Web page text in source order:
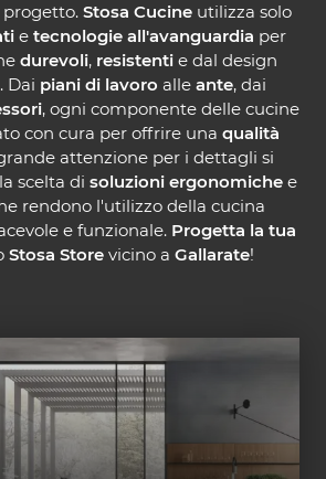
Stosa Cucineutilizza solo
e tecnologie all'avanguardia per
durevoli, resistentie dal design
. Dai piani di lavoro alle ante, dai
, ogni componente delle cucine
con cura per offrire una qualità
attenzione per i dettagli si
scelta di soluzioni ergonomiche e
rendono l'utilizzo della cucina
e funzionale. Progetta la tua
Stosa Storevicino a Gallarate!